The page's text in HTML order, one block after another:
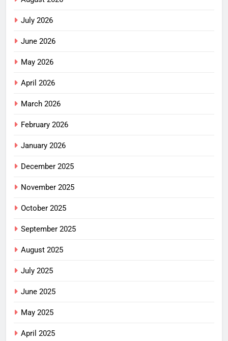
July 2026
June 2026
May 2026
April 2026
March 2026
February 2026
January 2026
December 2025
November 2025
October 2025
September 2025
August 2025
July 2025
June 2025
May 2025
April 2025